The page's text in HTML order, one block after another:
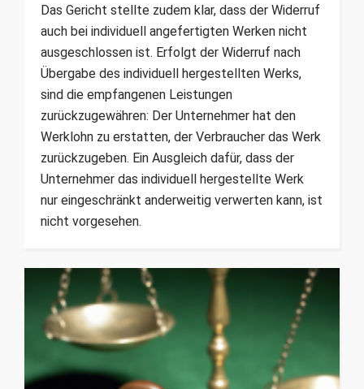
Das Gericht stellte zudem klar, dass der Widerruf
auch bei individuell angefertigten Werken nicht
ausgeschlossen ist. Erfolgt der Widerruf nach
Übergabe des individuell hergestellten Werks,
sind die empfangenen Leistungen
zurückzugewähren: Der Unternehmer hat den
Werklohn zu erstatten, der Verbraucher das Werk
zurückzugeben. Ein Ausgleich dafür, dass der
Unternehmer das individuell hergestellte Werk
nur eingeschränkt anderweitig verwerten kann, ist
nicht vorgesehen.